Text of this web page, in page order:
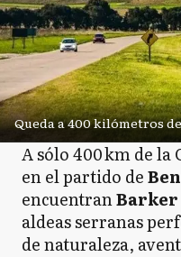
Queda a 400 kilómetros
A sólo 400 km de la
en el partido de
encuentran
aldeas serranas
de naturaleza,